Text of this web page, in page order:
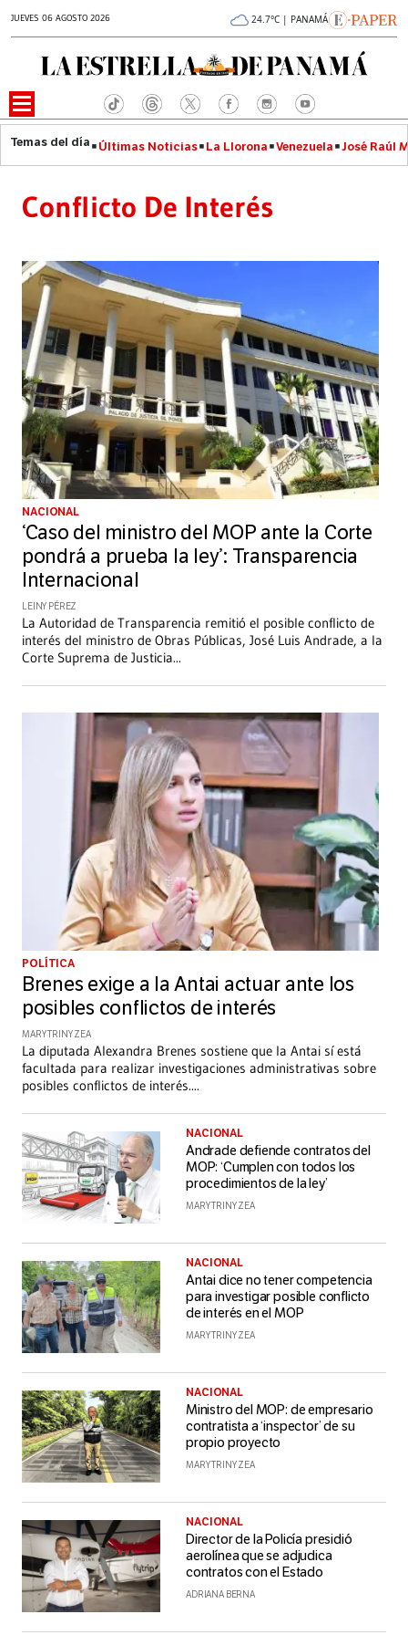
JUEVES 06 AGOSTO 2026 24.7°C | PANAMÁ
Últimas Noticias La Llorona Venezuela José Raúl
Conflicto De Interés
NACIONAL
‘Caso del ministro del MOP ante la Corte
pondrá a prueba la ley’: Transparencia
Internacional
LEINY PÉREZ
La Autoridad de Transparencia remitió el posible conflicto de
interés del ministro de Obras Públicas, José Luis Andrade, a la
Corte Suprema de Justicia...
POLÍTICA
Brenes exige a la Antai actuar ante los
posibles conflictos de interés
MARY TRINY ZEA
La diputada Alexandra Brenes sostiene que la Antai sí está
facultada para realizar investigaciones administrativas sobre
posibles conflictos de interés....
NACIONAL
Andrade defiende contratos del
MOP: ‘Cumplen con todos los
procedimientos de la ley’
MARY TRINY ZEA
NACIONAL
Antai dice no tener competencia
para investigar posible conflicto
de interés en el MOP
MARY TRINY ZEA
NACIONAL
Ministro del MOP: de empresario
contratista a ‘inspector’ de su
propio proyecto
MARY TRINY ZEA
NACIONAL
Director de la Policía presidió
aerolínea que se adjudica
contratos con el Estado
ADRIANA BERNA